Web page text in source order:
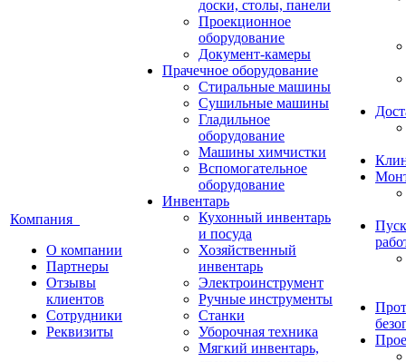
Компания
О компании
Партнеры
Отзывы
клиентов
Сотрудники
Реквизиты
доски, столы, панели
Проекционное
оборудование
Документ-камеры
Прачечное оборудование
Стиральные машины
Сушильные машины
Гладильное
оборудование
Машины химчистки
Вспомогательное
оборудование
Инвентарь
Кухонный инвентарь
и посуда
Хозяйственный
инвентарь
Электроинструмент
Ручные инструменты
Станки
Уборочная техника
Мягкий инвентарь,